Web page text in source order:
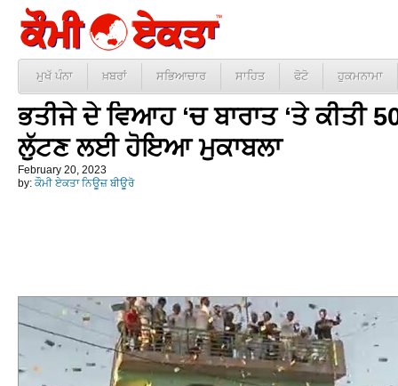
ਮੁਖੱ ਪੰਨਾ ਖ਼ਬਰਾਂ ਸਭਿਆਚਾਰ ਸਾਹਿਤ ਫੋਟੋ ਹੁਕਮਨਾਮਾ
ਭਤੀਜੇ ਦੇ ਵਿਆਹ ‘ਚ ਬਾਰਾਤ ‘ਤੇ ਕੀਤੀ
ਲੁੱਟਣ ਲਈ ਹੋਇਆ ਮੁਕਾਬਲਾ
February 20, 2023
by: ਕੌਮੀ ਏਕਤਾ ਨਿਊਜ਼ ਬੀਊਰੋ